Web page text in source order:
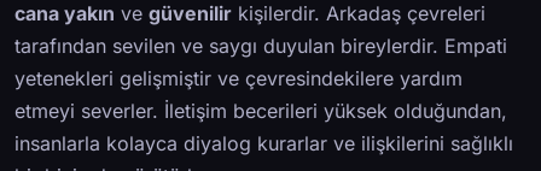
cana yakın ve güvenilir kişilerdir. Arkadaş çevreleri
tarafından sevilen ve saygı duyulan bireylerdir. Empati
yetenekleri gelişmiştir ve çevresindekilere yardım
etmeyi severler. İletişim becerileri yüksek olduğundan,
insanlarla kolayca diyalog kurarlar ve ilişkilerini sağlıklı